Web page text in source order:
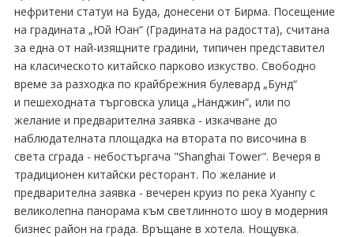
нефритени статуи на Буда, донесени от Бирма. Посещение
на градината „Юй Юан“ (Градината на радостта), считана
за една от най-изящните градини, типичен представител
на класическото китайско парково изкуство. Свободно
време за разходка по крайбрежния булевард „Бунд“
и пешеходната търговска улица „Нaнджин“, или по
желание и предварителна заявка - изкачване до
наблюдателната площадка на втората по височина в
света сграда - небостъргача "Shanghai Tower". Вечеря в
традиционен китайски ресторант. По желание и
предварителна заявка - вечерен круиз по река Хуанпу с
великолепна панорама към светлинното шоу в модерния
бизнес район на града. Връщане в хотела. Нощувка.